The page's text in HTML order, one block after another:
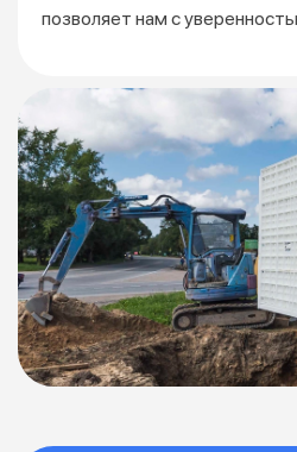
позволяет нам с